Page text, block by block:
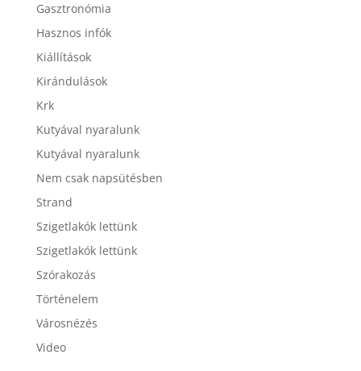
Gasztronómia
Hasznos infók
Kiállítások
Kirándulások
Krk
Kutyával nyaralunk
Kutyával nyaralunk
Nem csak napsütésben
Strand
Szigetlakók lettünk
Szigetlakók lettünk
Szórakozás
Történelem
Városnézés
Video